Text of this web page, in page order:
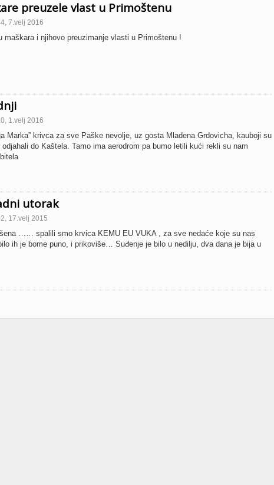
preuzele vlast u Primoštenu
7.velj 2016
maškara i njihovo preuzimanje vlasti u Primoštenu !
1.velj 2016
Marka” krivca za sve Paške nevolje, uz gosta Mladena Grdovicha, kauboji su
do Kaštela. Tamo ima aerodrom pa bumo letili kući rekli su nam
utorak
17.velj 2015
…… spalili smo krvica KEMU EU VUKA , za sve nedaće koje su nas
ih je bome puno, i prikoviše… Suđenje je bilo u nedilju, dva dana je bija u